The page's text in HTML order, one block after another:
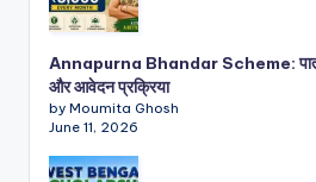
Annapurna Bhandar Scheme:
और आवेदन प्रक्रिया
by Moumita Ghosh
June 11, 2026